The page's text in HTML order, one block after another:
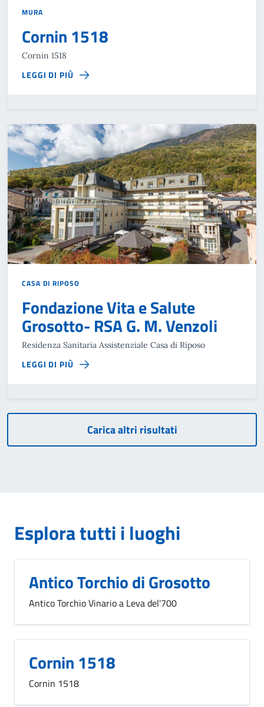
MURA
Cornin 1518
Cornin 1518
LEGGI DI PIÙ
CASA DI RIPOSO
Fondazione Vita e Salute
Grosotto- RSA G. M. Venzoli
Residenza Sanitaria Assistenziale Casa di Riposo
LEGGI DI PIÙ
Carica altri risultati
Esplora tutti i luoghi
Antico Torchio di Grosotto
Antico Torchio Vinario a Leva del'700
Cornin 1518
Cornin 1518